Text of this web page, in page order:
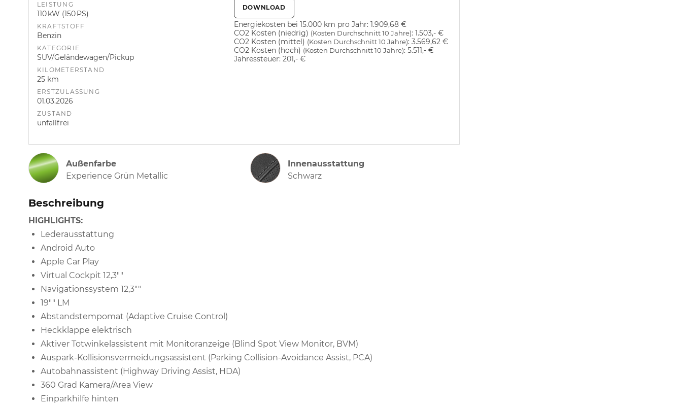
LEISTUNG
110 kW (150 PS)
KRAFTSTOFF
Benzin
KATEGORIE
SUV/Geländewagen/Pickup
KILOMETERSTAND
25 km
ERSTZULASSUNG
01.03.2026
ZUSTAND
unfallfrei
DOWNLOAD
Energiekosten bei 15.000 km pro Jahr: 1.909,68 €
CO2 Kosten (niedrig) (Kosten Durchschnitt 10 Jahre): 1.503,- €
CO2 Kosten (mittel) (Kosten Durchschnitt 10 Jahre): 3.569,62 €
CO2 Kosten (hoch) (Kosten Durchschnitt 10 Jahre): 5.511,- €
Jahressteuer: 201,- €
Außenfarbe
Experience Grün Metallic
Innenausstattung
Innenausstattung
Schwarz
Beschreibung
HIGHLIGHTS:
Lederausstattung
Android Auto
Apple Car Play
Virtual Cockpit 12,3""
Navigationssystem 12,3""
19"" LM
Abstandstempomat (Adaptive Cruise Control)
Heckklappe elektrisch
Aktiver Totwinkelassistent mit Monitoranzeige (Blind Spot View Monitor, BVM)
Auspark-Kollisionsvermeidungsassistent (Parking Collision-Avoidance Assist, PCA)
Autobahnassistent (Highway Driving Assist, HDA)
360 Grad Kamera/Area View
Einparkhilfe hinten